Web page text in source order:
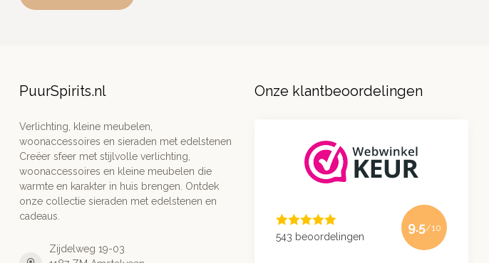
PuurSpirits.nl
Verlichting, kleine meubelen,
woonaccessoires en sieraden met edelstenen
Creëer sfeer met stijlvolle verlichting,
woonaccessoires en kleine meubelen die
warmte en karakter in huis brengen. Ontdek
onze collectie sieraden met edelstenen en
cadeaus.
Zijdelweg 19-03
Onze klantbeoordelingen
543 beoordelingen
9.5/10